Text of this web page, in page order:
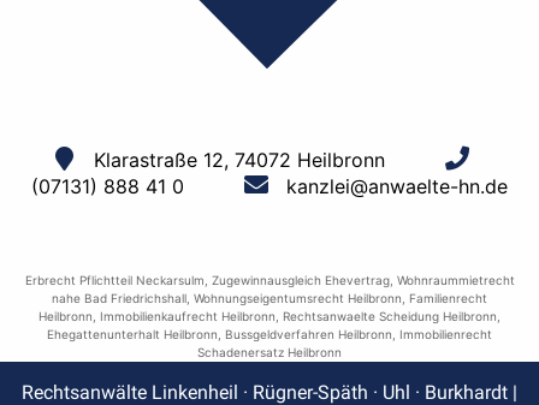
Klarastraße 12, 74072 Heilbronn
(07131) 888 41 0
kanzlei@anwaelte-hn.de
Erbrecht Pflichtteil Neckarsulm Zugewinnausgleich Ehevertrag, Wohnraummietrecht
nahe Bad Friedrichshall Wohnungseigentumsrecht Heilbronn
Familienrecht
Heilbronn
Immobilienkaufrecht Heilbronn Rechtsanwaelte Scheidung Heilbronn
Ehegattenunterhalt Heilbronn
Bussgeldverfahren Heilbronn
Immobilienrecht
Schadenersatz Heilbronn
Rechtsanwälte Linkenheil · Rügner-Späth · Uhl · Burkhardt |